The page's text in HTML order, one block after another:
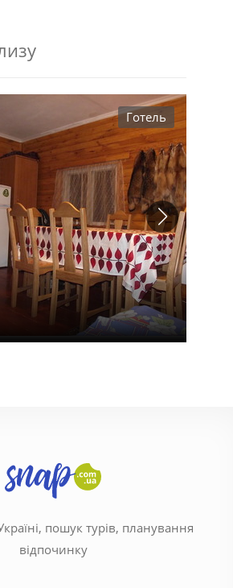
Готель
пошук турів, планування
відпочинку